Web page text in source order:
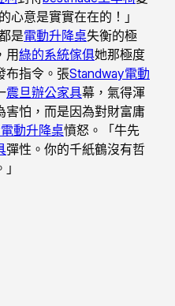
心意是實實在在的！」
是電動升降桌失衡的極
用綠的系統傢俱她那極度
布指令。張Standway電動
震旦辦公家具幕，氣得渾
害怕，而是因為對財富庸
動升降桌憤怒。「牛先
彈性。你的千紙鶴沒有哲